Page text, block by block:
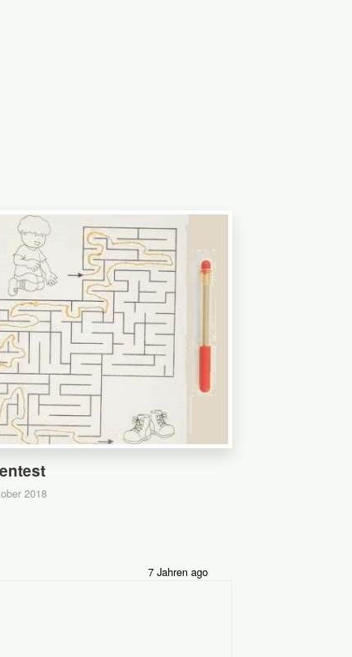
2018
7 Jahren ago